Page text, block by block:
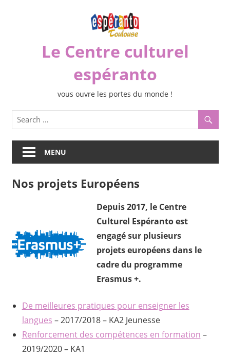
Le Centre culturel
espéranto
vous ouvre les portes du monde !
MENU
Nos projets Européens
Depuis 2017, le Centre
Culturel Espéranto est
engagé sur plusieurs
projets européens dans le
cadre du programme
Erasmus +.
De meilleures pratiques pour enseigner les
langues – 2017/2018 – KA2 Jeunesse
Renforcement des compétences en formation –
2019/2020 – KA1